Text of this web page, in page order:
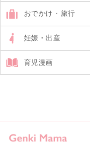
おでかけ・旅行
妊娠・出産
育児漫画